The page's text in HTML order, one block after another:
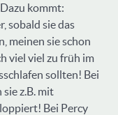
kommt:
sobald sie das
meinen sie schon
viel viel zu früh im
sollten! Bei
z.B. mit
Bei Percy